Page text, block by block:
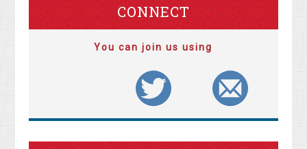
CONNECT
You can join us using